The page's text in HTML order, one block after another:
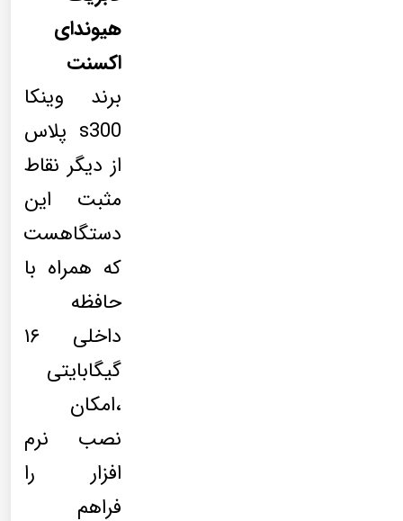
هیوندای
اکسنت
برند وینکا
s300 پلاس
از دیگر نقاط
مثبت این
دستگاهست
که همراه با
حافظه
داخلی ۱۶
گیگابایتی
،امکان
نصب نرم
افزار را
فراهم